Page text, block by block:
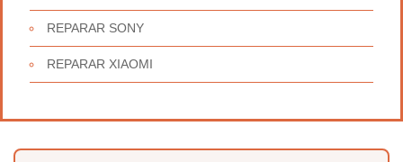
REPARAR SONY
REPARAR XIAOMI